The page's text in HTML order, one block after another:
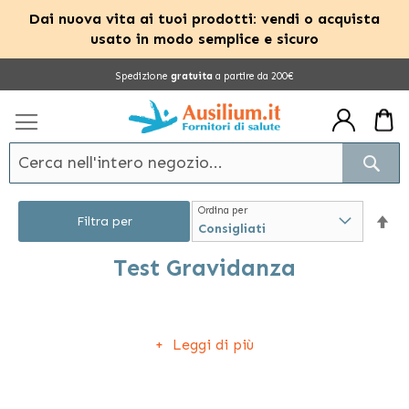
Dai nuova vita ai tuoi prodotti: vendi o acquista
usato in modo semplice e sicuro
Spedizione gratuita a partire da 200€
Test Gravidanza
utilizzo per la ricerca qualitativa di gonadotropina
Leggi di più
Ordina per
Filtra per